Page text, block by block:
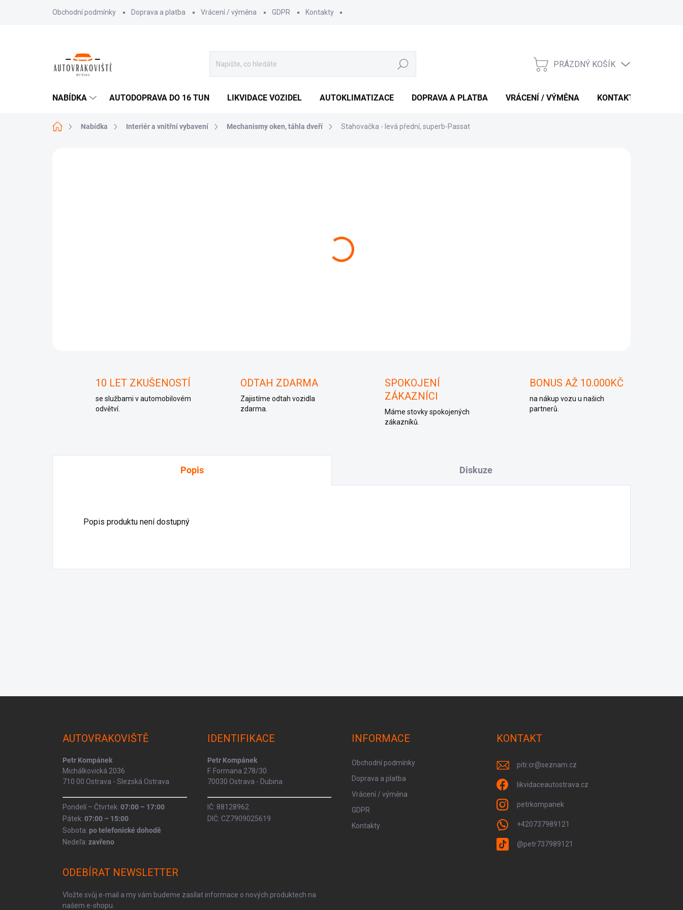
Obchodní podmínky Doprava a platba Vrácení / výměna GDPR Kontakty
Hledat
NÁKUPNÍ
PRÁZDNÝ KOŠÍK
NABÍDKA AUTODOPRAVA DO 16 TUN LIKVIDACE VOZIDEL AUTOKLIMATIZACE DOPRAVA A PLATBA VRÁCENÍ / VÝMĚNA KONTAKTY
Domů Nabídka Interiér a vnitřní vybavení Mechanismy oken, táhla dveří Stahovačka - levá přední, superb-Passat
10 LET ZKUŠENOSTÍ
se službami v automobilovém
odvětví.
ODTAH ZDARMA
Zajistíme odtah vozidla
zdarma.
SPOKOJENÍ
ZÁKAZNÍCI
Máme stovky spokojených
zákazníků.
BONUS AŽ 10.000KČ
na nákup vozu u našich
partnerů.
Popis Diskuze
Popis produktu není dostupný
AUTOVRAKOVIŠTĚ
Petr Kompánek
Michálkovická 2036
710 00 Ostrava - Slezská Ostrava
Pondelí – Čtvrtek: 07:00 – 17:00
Pátek: 07:00 – 15:00
Sobota: po telefonické dohodě
Nedeľa: zavřeno
IDENTIFIKACE
Petr Kompánek
F. Formana 278/30
70030 Ostrava - Dubina
IČ: 88128962
DIČ: CZ7909025619
INFORMACE
Obchodní podmínky
Doprava a platba
Vrácení / výměna
GDPR
Kontakty
KONTAKT
pitr.cr@seznam.cz
likvidaceautostrava.cz
petrkompanek
+420737989121
@petr737989121
ODEBÍRAT NEWSLETTER
Vložte svůj e-mail a my vám budeme zasílat informace o nových produktech na
našem e-shopu.